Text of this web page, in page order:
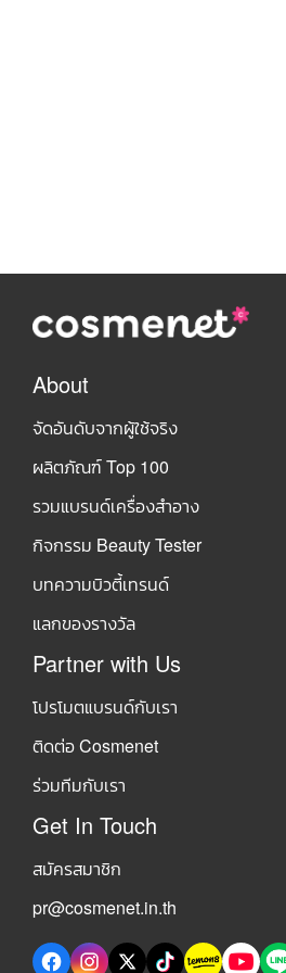
About
จัดอันดับจากผู้ใช้จริง
ผลิตภัณฑ์ Top 100
รวมแบรนด์เครื่องสำอาง
กิจกรรม Beauty Tester
บทความบิวตี้เทรนด์
แลกของรางวัล
Partner with Us
โปรโมตแบรนด์กับเรา
ติดต่อ Cosmenet
ร่วมทีมกับเรา
Get In Touch
สมัครสมาชิก
pr@cosmenet.in.th